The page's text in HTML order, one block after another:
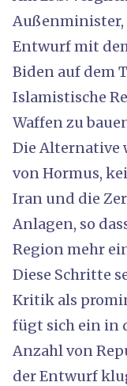
Außenminister,
Entwurf mit
Biden auf dem
Islamistische
Waffen zu
Die Alternative
von Hormus,
Iran und die
Anlagen, so
Region mehr
Diese Schritte
Kritik als
fügt sich ein in
Anzahl von
der Entwurf